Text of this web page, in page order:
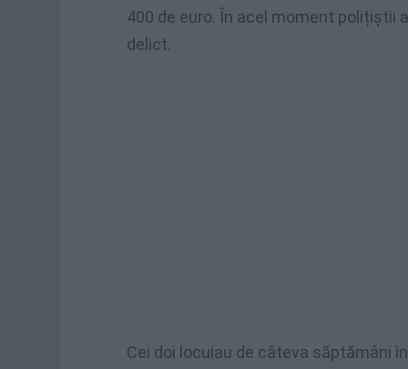
400 de euro. În acel moment polițiștii
delict.
Cei doi locuiau de câteva săptămâni